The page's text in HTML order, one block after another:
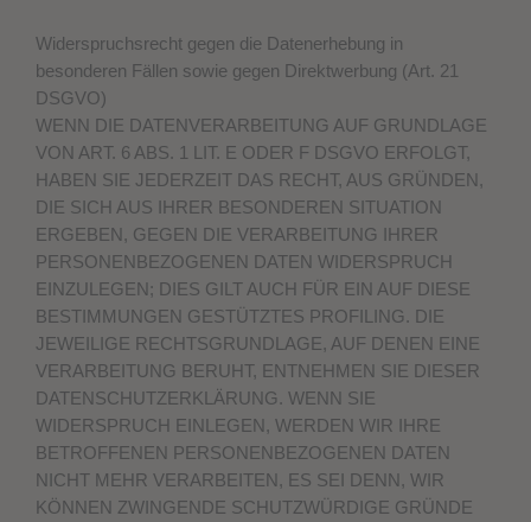
Widerspruchsrecht gegen die Datenerhebung in
besonderen Fällen sowie gegen Direktwerbung (Art. 21
DSGVO)
WENN DIE DATENVERARBEITUNG AUF GRUNDLAGE
VON ART. 6 ABS. 1 LIT. E ODER F DSGVO ERFOLGT,
HABEN SIE JEDERZEIT DAS RECHT, AUS GRÜNDEN,
DIE SICH AUS IHRER BESONDEREN SITUATION
ERGEBEN, GEGEN DIE VERARBEITUNG IHRER
PERSONENBEZOGENEN DATEN WIDERSPRUCH
EINZULEGEN; DIES GILT AUCH FÜR EIN AUF DIESE
BESTIMMUNGEN GESTÜTZTES PROFILING. DIE
JEWEILIGE RECHTSGRUNDLAGE, AUF DENEN EINE
VERARBEITUNG BERUHT, ENTNEHMEN SIE DIESER
DATENSCHUTZERKLÄRUNG. WENN SIE
WIDERSPRUCH EINLEGEN, WERDEN WIR IHRE
BETROFFENEN PERSONENBEZOGENEN DATEN
NICHT MEHR VERARBEITEN, ES SEI DENN, WIR
KÖNNEN ZWINGENDE SCHUTZWÜRDIGE GRÜNDE